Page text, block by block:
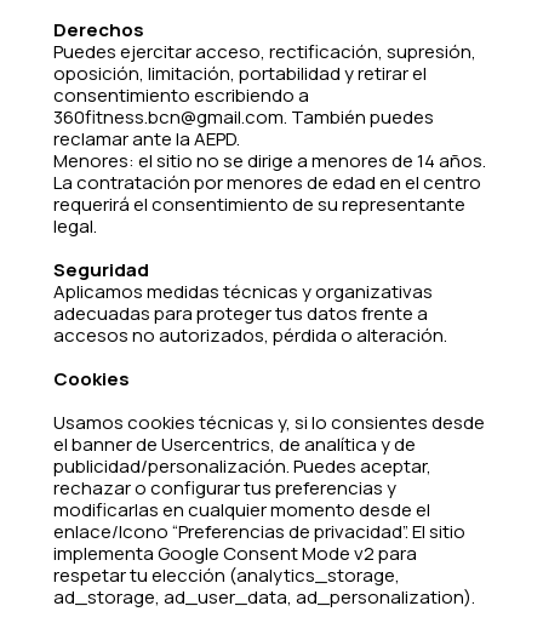
Derechos
Puedes ejercitar acceso, rectificación, supresión,
oposición, limitación, portabilidad y retirar el
consentimiento escribiendo a
360fitness.bcn@gmail.com. También puedes
reclamar ante la AEPD.
Menores: el sitio no se dirige a menores de 14 años.
La contratación por menores de edad en el centro
requerirá el consentimiento de su representante
legal.
Seguridad
Aplicamos medidas técnicas y organizativas
adecuadas para proteger tus datos frente a
accesos no autorizados, pérdida o alteración.
Cookies
Usamos cookies técnicas y, si lo consientes desde
el banner de Usercentrics, de analítica y de
publicidad/personalización. Puedes aceptar,
rechazar o configurar tus preferencias y
modificarlas en cualquier momento desde el
enlace/Icono “Preferencias de privacidad”. El sitio
implementa Google Consent Mode v2 para
respetar tu elección (analytics_storage,
ad_storage, ad_user_data, ad_personalization).